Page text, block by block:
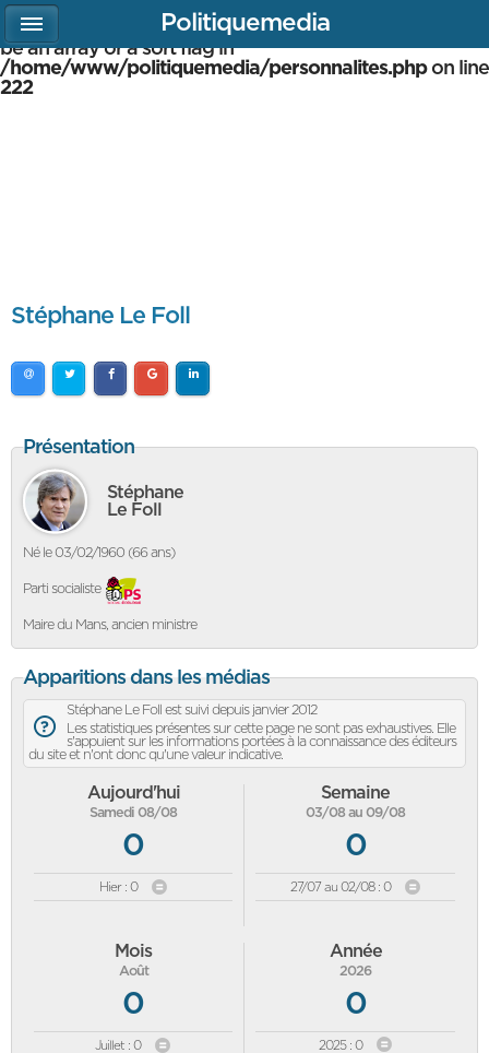
Warning
: array_multisort(): Argument #1 is expected to
be an array or a sort flag in
/home/www/politiquemedia/personnalites.phpon line
222
Stéphane Le Foll
Présentation
Stéphane
Le Foll
Né le 03/02/1960 (66 ans)
Parti socialiste
Maire du Mans, ancien ministre
Apparitions dans les médias
Stéphane Le Foll est suivi depuis janvier 2012
Les statistiques présentes sur cette page ne sont pas exhaustives. Elle
s'appuient sur les informations portées à la connaissance des éditeurs
du site et n'ont donc qu'une valeur indicative.
Aujourd'hui
Samedi 08/08
0
Hier : 0
Semaine
03/08 au 09/08
0
27/07 au 02/08 : 0
Mois
Août
0
Juillet : 0
Année
2026
0
2025 : 0
Politiquemedia